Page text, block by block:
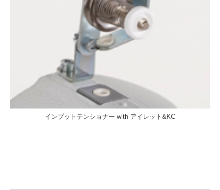
インプットテンショナー with アイレット&KC